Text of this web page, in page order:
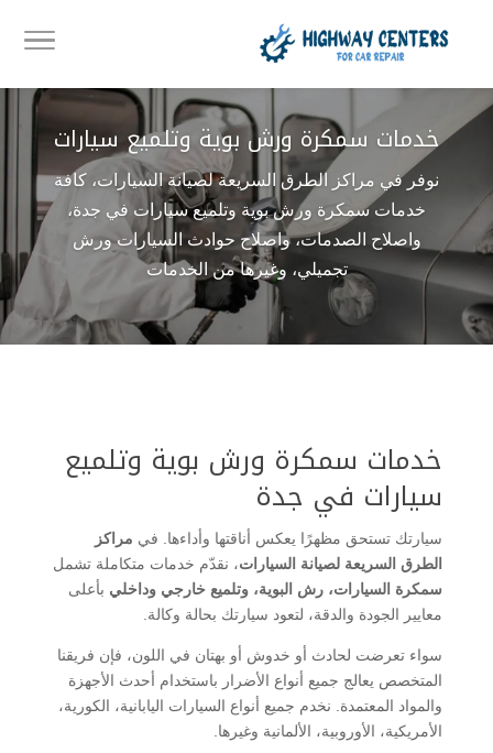
خدمات سمكرة ورش بوية وتلميع سيارات
نوفر في مراكز الطرق السريعة لصيانة السيارات، كافة
خدمات سمكرة ورش بوية وتلميع سيارات في جدة،
واصلاح الصدمات، واصلاح حوادث السيارات ورش
تجميلي، وغيرها من الخدمات
خدمات سمكرة ورش بوية وتلميع
سيارات في جدة
سيارتك تستحق مظهرًا يعكس أناقتها وأداءها. في مراكز
الطرق السريعة لصيانة السيارات، نقدّم خدمات متكاملة تشمل
سمكرة السيارات، رش البوية، وتلميع خارجي وداخلي بأعلى
معايير الجودة والدقة، لتعود سيارتك بحالة وكالة.
سواء تعرضت لحادث أو خدوش أو بهتان في اللون، فإن فريقنا
المتخصص يعالج جميع أنواع الأضرار باستخدام أحدث الأجهزة
والمواد المعتمدة. نخدم جميع أنواع السيارات اليابانية، الكورية،
الأمريكية، الأوروبية، الألمانية وغيرها.